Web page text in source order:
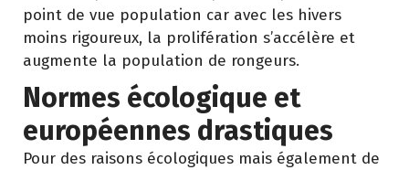
point de vue population car avec les hivers
moins rigoureux, la prolifération s’accélère et
augmente la population de rongeurs.
Normes écologique et
européennes drastiques
Pour des raisons écologiques mais également de